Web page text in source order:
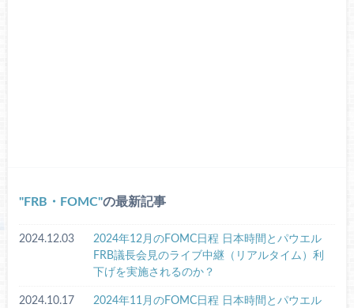
FRB・FOMC の最新記事
2024.12.03
2024年12月のFOMC日程 日本時間とパウエル
FRB議長会見のライブ中継（リアルタイム）利
下げを実施されるのか？
2024.10.17
2024年11月のFOMC日程 日本時間とパウエル